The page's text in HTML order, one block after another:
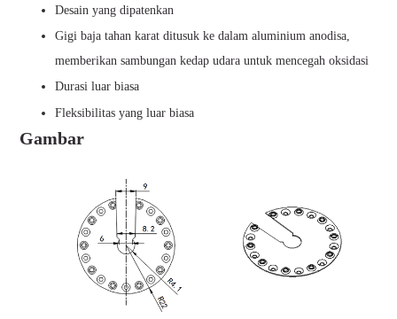
Desain yang dipatenkan
Gigi baja tahan karat ditusuk ke dalam aluminium anodisa,
memberikan sambungan kedap udara untuk mencegah oksidasi
Durasi luar biasa
Fleksibilitas yang luar biasa
Gambar